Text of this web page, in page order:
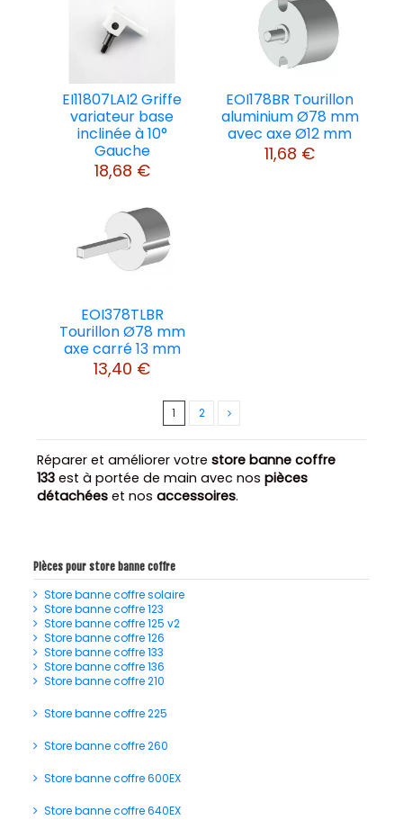
EI11807LAI2 Griffe
variateur base
inclinée à 10°
Gauche
18,68 €
EOI178BR Tourillon
aluminium Ø78 mm
avec axe Ø12 mm
11,68 €
EOI378TLBR
Tourillon Ø78 mm
axe carré 13 mm
13,40 €
1 2
Réparer et améliorer votrestore banne coffre
133est à portée de main avec nospièces
détachées et nosaccessoires.
Pièces pour store banne coffre
Store banne coffre solaire
Store banne coffre 123
Store banne coffre 125 v2
Store banne coffre 126
Store banne coffre 133
Store banne coffre 136
Store banne coffre 210
Store banne coffre 225
Store banne coffre 260
Store banne coffre 600EX
Store banne coffre 640EX